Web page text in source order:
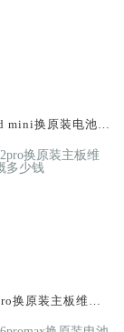
mini换原装电池维
换原装主板维修